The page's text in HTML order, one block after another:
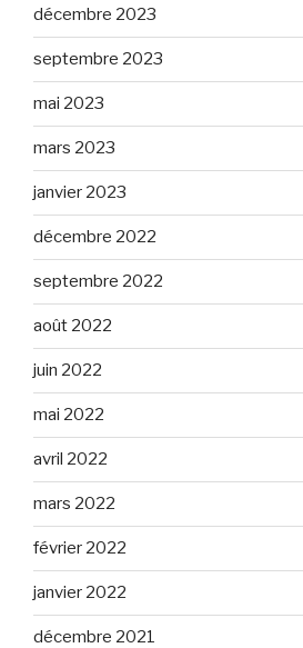
décembre 2023
septembre 2023
mai 2023
mars 2023
janvier 2023
décembre 2022
septembre 2022
août 2022
juin 2022
mai 2022
avril 2022
mars 2022
février 2022
janvier 2022
décembre 2021